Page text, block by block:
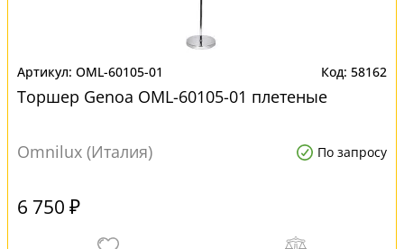
OML-60105-01 58162
Торшер Genoa OML-60105-01 плетеные
Omnilux (Италия) По запросу
6 750 ₽